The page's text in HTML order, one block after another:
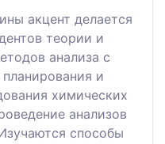
акцент делается
теории и
анализа с
и
химических
анализов
способы